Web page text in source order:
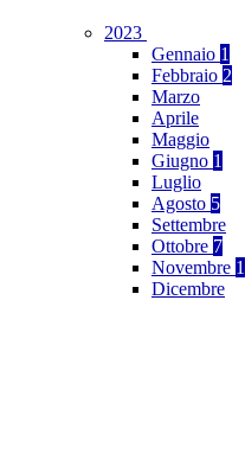
2023
Gennaio 1
Febbraio 2
Marzo
Aprile
Maggio
Giugno 1
Luglio
Agosto 5
Settembre
Ottobre 7
Novembre 1
Dicembre